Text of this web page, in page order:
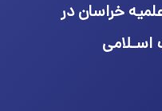
خراسان در